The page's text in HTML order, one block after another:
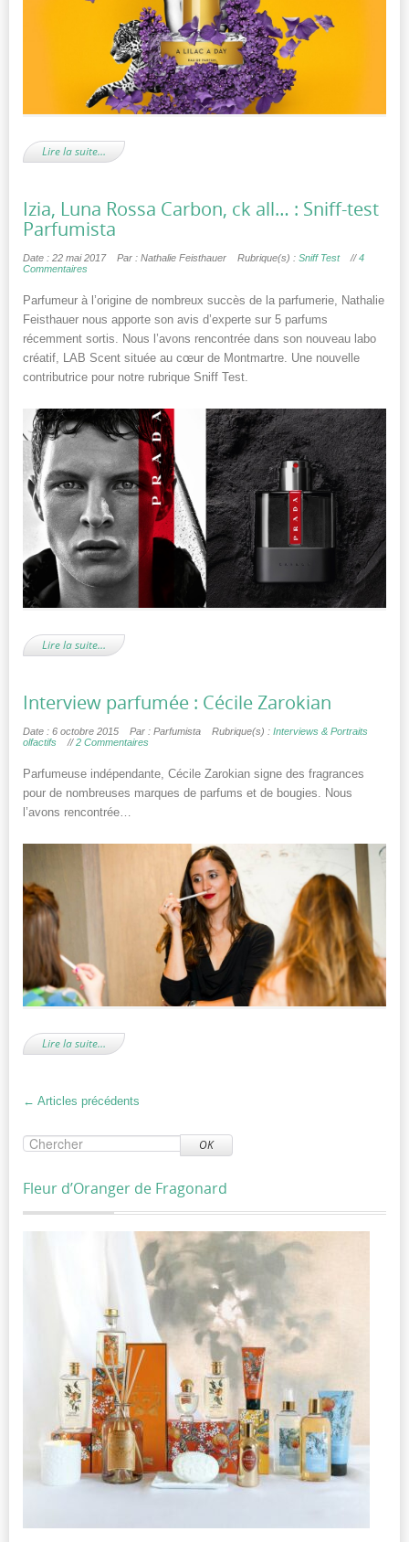
Lire la suite…
Izia, Luna Rossa Carbon, ck all… : Sniff-test
Parfumista
Date : 22 mai 2017 Par : Nathalie Feisthauer Rubrique(s) : Sniff Test //4
Commentaires
Parfumeur à l’origine de nombreux succès de la parfumerie, Nathalie
Feisthauer nous apporte son avis d’experte sur 5 parfums
récemment sortis. Nous l’avons rencontrée dans son nouveau labo
créatif, LAB Scent située au cœur de Montmartre. Une nouvelle
contributrice pour notre rubrique Sniff Test.
Lire la suite…
Interview parfumée : Cécile Zarokian
Date : 6 octobre 2015 Par : Parfumista Rubrique(s) : Interviews & Portraits
olfactifs
//2 Commentaires
Parfumeuse indépendante, Cécile Zarokian signe des fragrances
pour de nombreuses marques de parfums et de bougies. Nous
l’avons rencontrée…
Lire la suite…
← Articles précédents
OK
Fleur d’Oranger de Fragonard